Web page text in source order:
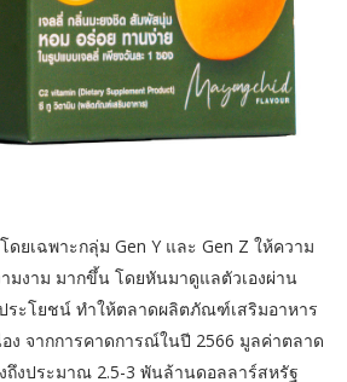
ยเฉพาะกลุ่ม Gen Y และ Gen Z ให้ความ
งาม มากขึ้น โดยหันมาดูแลตัวเองผ่าน
ระโยชน์ ทำให้ตลาดผลิตภัณฑ์เสริมอาหาร
อง จากการคาดการณ์ในปี 2566 มูลค่าตลาด
งประมาณ 2.5-3 พันล้านดอลลาร์สหรัฐ